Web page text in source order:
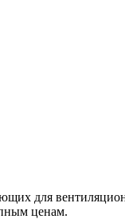
для
ценам.